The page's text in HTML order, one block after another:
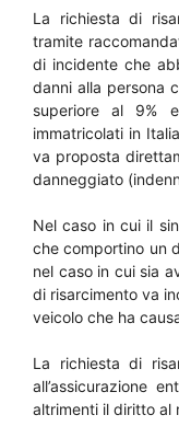
La richiesta di
tramite
di incidente che
danni alla persona
superiore al 9%
immatricolati in
va proposta
danneggiato
Nel caso in cui il
che comportino un
nel caso in cui sia
di risarcimento va
veicolo che ha
La richiesta di
all’assicurazione
altrimenti il diritto al